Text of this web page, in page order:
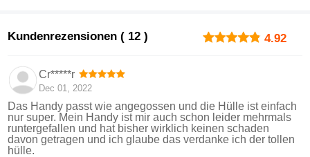
Kundenrezensionen ( 12 ) 4.92
Cr*****r
Dec 01, 2022
Das Handy passt wie angegossen und die Hülle ist einfach
nur super. Mein Handy ist mir auch schon leider mehrmals
runtergefallen und hat bisher wirklich keinen schaden
davon getragen und ich glaube das verdanke ich der tollen
hülle.